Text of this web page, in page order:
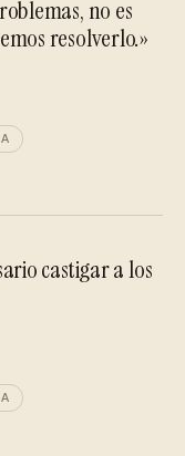
no es
resolverlo.»
castigar a los